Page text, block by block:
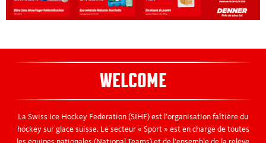
WELCOME
La Swiss Ice Hockey Federation (SIHF) est l’organisation faîtière du
hockey sur glace suisse. Le secteur « Sport » est en charge de toutes